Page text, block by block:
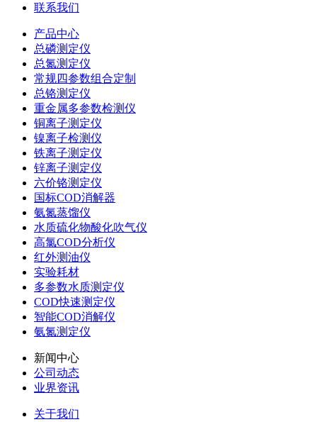
联系我们
产品中心
总磷测定仪
总氮测定仪
常规四参数组合定制
总铬测定仪
重金属多参数检测仪
铜离子测定仪
镍离子检测仪
铁离子测定仪
锌离子测定仪
六价铬测定仪
国标COD消解器
氨氮蒸馏仪
水质硫化物酸化吹气仪
高氯COD分析仪
红外测油仪
实验耗材
多参数水质测定仪
COD快速测定仪
智能COD消解仪
氨氮测定仪
新闻中心
公司动态
业界资讯
关于我们